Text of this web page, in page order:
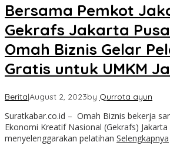
Bersama Pemkot
Gekrafs Jakarta
Omah Biznis Gelar
Gratis untuk UMKM
Berita|August 2, 2023by Qurrota ayun
Suratkabar.co.id – Omah Biznis bekerja
Ekonomi Kreatif Nasional (Gekrafs)
menyelenggarakan pelatihan Selengkapnya